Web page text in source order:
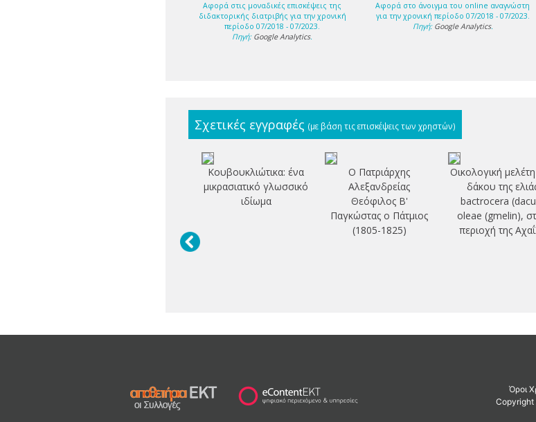
Αφορά στις μοναδικές επισκέψεις της
διδακτορικής διατριβής για την χρονική
περίοδο 07/2018 - 07/2023.
Πηγή: Google Analytics.
Αφορά στο άνοιγμα του online αναγνώστη
για την χρονική περίοδο 07/2018 - 07/2023.
Πηγή: Google Analytics.
Σχετικές εγγραφές (με βάση τις επισκέψεις των χρηστών)
Κουβουκλιώτικα: ένα
μικρασιατικό γλωσσικό
ιδίωμα
Ο Πατριάρχης
Αλεξανδρείας
Θεόφιλος Β'
Παγκώστας ο Πάτμιος
(1805-1825)
Οικολογική
δάκου της
bactrocera
oleae (gmelin),
περιοχή της